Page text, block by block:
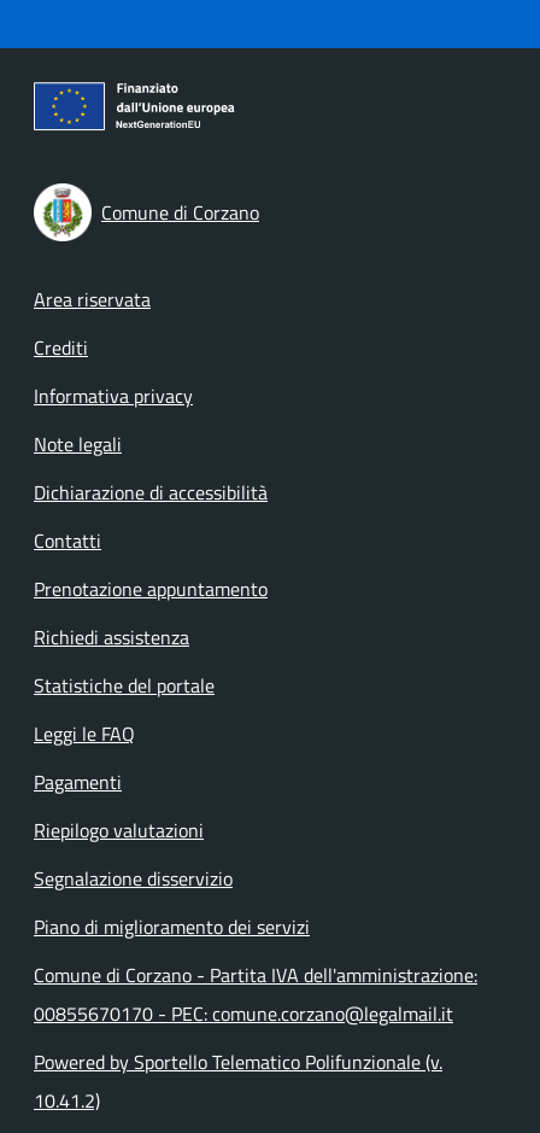
Comune di Corzano
Footer menu
Area riservata
Crediti
Informativa privacy
Note legali
Dichiarazione di accessibilità
Contatti
Prenotazione appuntamento
Richiedi assistenza
Statistiche del portale
Leggi le FAQ
Pagamenti
Riepilogo valutazioni
Segnalazione disservizio
Piano di miglioramento dei servizi
Comune di Corzano - Partita IVA dell'amministrazione:
00855670170 - PEC: comune.corzano@legalmail.it
Powered by Sportello Telematico Polifunzionale (v.
10.41.2)